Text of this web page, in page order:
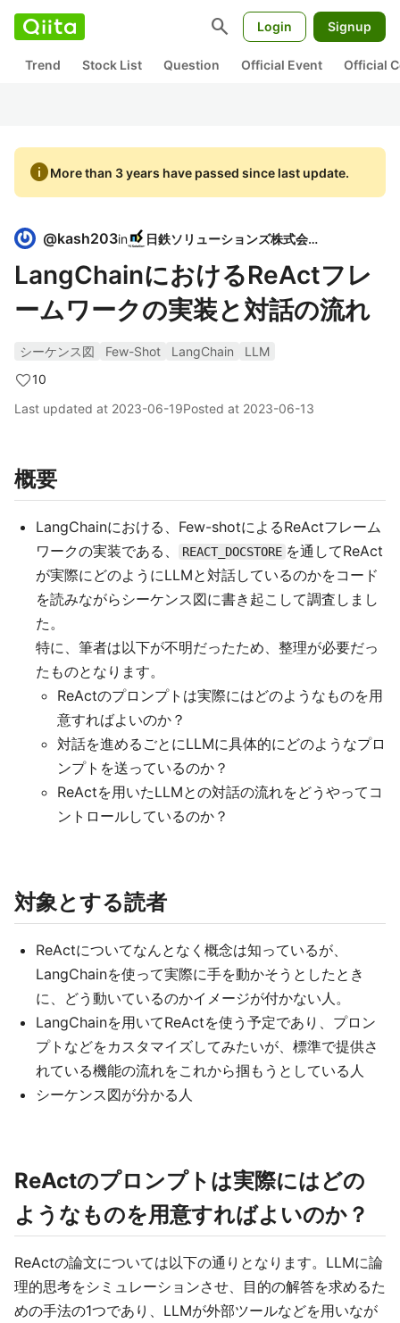
search Login Signup
Trend Stock List Question Official Event Official
infoMore than 3 years have passed since last update.
@kash203in 日鉄ソリューションズ株式会社
LangChainにおけるReActフレ
ームワークの実装と対話の流れ
シーケンス図 Few-Shot LangChain
LLM
10
Last updated at 2023-06-19Posted at 2023-06-13
概要
LangChainにおける、Few-shotによるReActフレーム
ワークの実装である、
REACT_DOCSTORE を通してReAct
が実際にどのようにLLMと対話しているのかをコード
を読みながらシーケンス図に書き起こして調査しまし
た。
特に、筆者は以下が不明だったため、整理が必要だっ
たものとなります。
ReActのプロンプトは実際にはどのようなものを用
意すればよいのか？
対話を進めるごとにLLMに具体的にどのようなプロ
ンプトを送っているのか？
ReActを用いたLLMとの対話の流れをどうやってコ
ントロールしているのか？
対象とする読者
ReActについてなんとなく概念は知っているが、
LangChainを使って実際に手を動かそうとしたとき
に、どう動いているのかイメージが付かない人。
LangChainを用いてReActを使う予定であり、プロン
プトなどをカスタマイズしてみたいが、標準で提供さ
れている機能の流れをこれから掴もうとしている人
シーケンス図が分かる人
ReActのプロンプトは実際にはどの
ようなものを用意すればよいのか？
ReActの論文については以下の通りとなります。LLMに論
理的思考をシミュレーションさせ、目的の解答を求めるた
めの手法の1つであり、LLMが外部ツールなどを用いなが